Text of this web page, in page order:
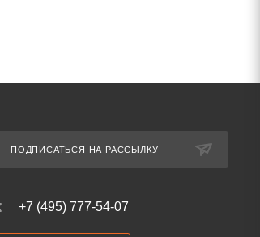
ПОДПИСАТЬСЯ НА РАССЫЛКУ
+7 (495) 777-54-07